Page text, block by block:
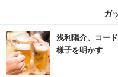
ガ
浅利陽介、コー
様子を明かす